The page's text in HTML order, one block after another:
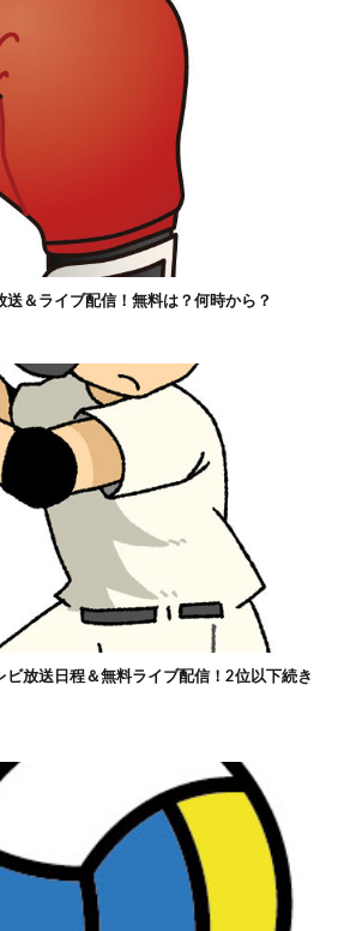
＆ライブ配信！無料は？何時から？
ビ放送日程＆無料ライブ配信！2位以下続き